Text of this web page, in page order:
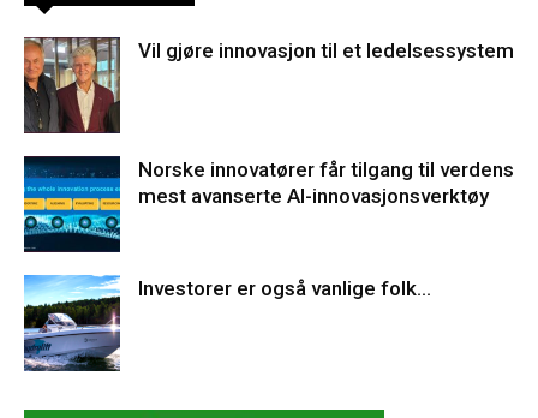
Vil gjøre innovasjon til et ledelsessystem
Norske innovatører får tilgang til verdens
mest avanserte AI-innovasjonsverktøy
Investorer er også vanlige folk…